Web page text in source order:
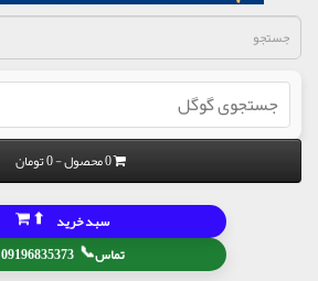
0 محصول - 0 تومان
تماس📞
09196835373
سبد خرید ⬆